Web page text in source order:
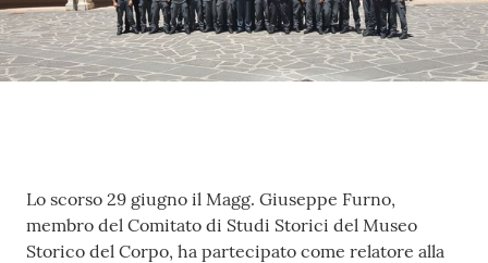
Comunicazione
e media
Contenuto
Lo scorso 29 giugno il Magg. Giuseppe Furno,
membro del Comitato di Studi Storici del Museo
Storico del Corpo, ha partecipato come relatore alla